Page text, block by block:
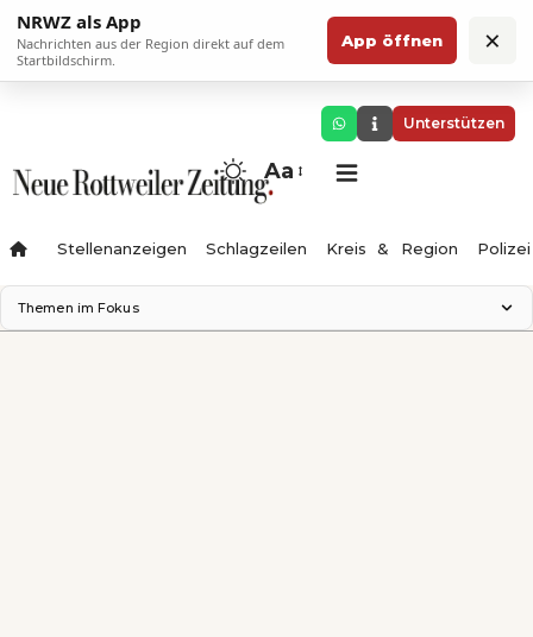
NRWZ als App
Nachrichten aus der Region direkt auf dem
Startbildschirm.
App öffnen ×
Unterstützen
Aa
Stellenanzeigen Schlagzeilen Kreis & Region Polizei
Themen im Fokus